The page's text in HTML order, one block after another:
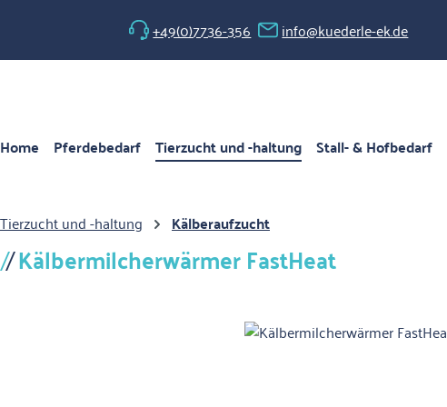
Hauptinhalt springen
Zur Hauptnavigation springen+49(0)7736-356 info@kuederle-ek.de
Home Pferdebedarf Tierzucht und -haltung Stall- & Hofbedarf
Tierzucht und -haltung Kälberaufzucht
Kälbermilcherwärmer FastHeat